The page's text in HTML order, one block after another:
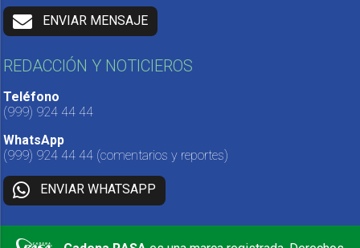
ENVIAR MENSAJE
REDACCIÓN Y NOTICIEROS
Teléfono
(999) 924 44 44
WhatsApp
(999) 924 44 44 (comentarios y reportes)
ENVIAR WHATSAPP